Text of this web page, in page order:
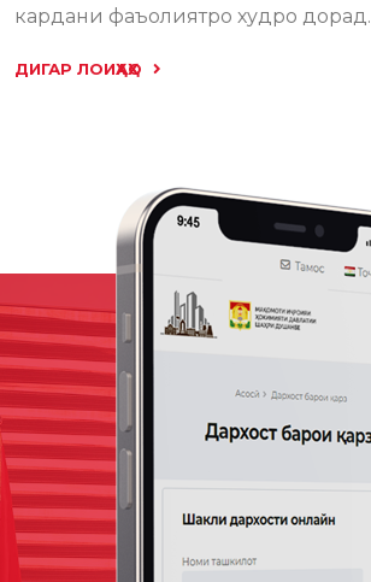
кардани фаъолиятро худро дорад.
ДИГАР ЛОИҲАҲО